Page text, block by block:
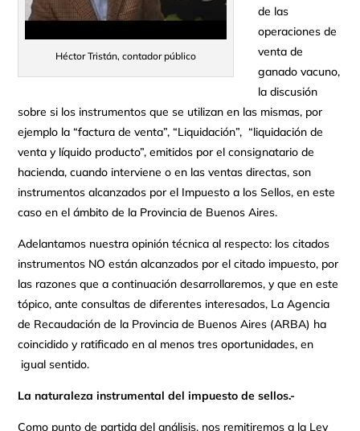
Héctor Tristán, contador público
de las
operaciones de
venta de
ganado vacuno,
la discusión
sobre si los instrumentos que se utilizan en las mismas, por
ejemplo la “factura de venta”, “Liquidación”, “liquidación de
venta y líquido producto”, emitidos por el consignatario de
hacienda, cuando interviene o en las ventas directas, son
instrumentos alcanzados por el Impuesto a los Sellos, en este
caso en el ámbito de la Provincia de Buenos Aires.
Adelantamos nuestra opinión técnica al respecto: los citados
instrumentos NO están alcanzados por el citado impuesto, por
las razones que a continuación desarrollaremos, y que en este
tópico, ante consultas de diferentes interesados, La Agencia
de Recaudación de la Provincia de Buenos Aires (ARBA) ha
coincidido y ratificado en al menos tres oportunidades, en
igual sentido.
La naturaleza instrumental del impuesto de sellos.-
Como punto de partida del análisis, nos remitiremos a la Ley